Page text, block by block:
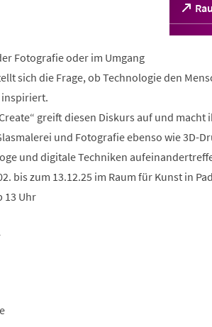
in
einem
Fotografie oder im Umgang
sich die Frage, ob Technologie den
inspiriert.
greift diesen Diskurs auf und macht
und Fotografie ebenso wie 3D-
und digitale Techniken
bis zum 13.12.25 im Raum für Kunst in
13 Uhr